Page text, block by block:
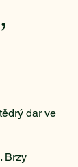
dar ve
Brzy